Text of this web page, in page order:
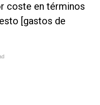
coste en términos
[gastos de